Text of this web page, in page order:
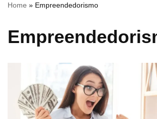
Home » Empreendedorismo